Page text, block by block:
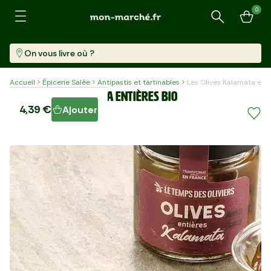
Recherche
0
On vous livre où ?
Accueil Épicerie Salée Antipastis et tartinables Les Olives Kalamata
Les Olives Kalamata entières BIO
4,39 € Ajouter